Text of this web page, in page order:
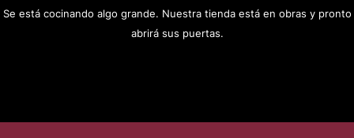
Se está cocinando algo grande. Nuestra tienda está en obras y pronto
abrirá sus puertas.